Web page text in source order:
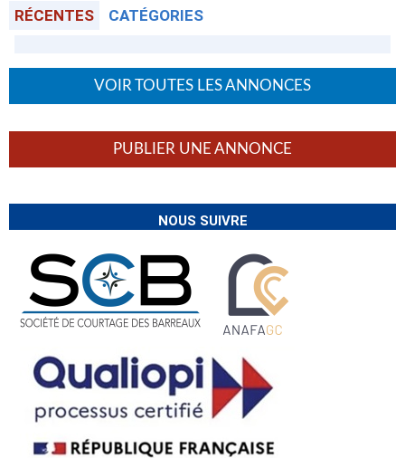
RÉCENTES CATÉGORIES
VOIR TOUTES LES ANNONCES
PUBLIER UNE ANNONCE
NOUS SUIVRE